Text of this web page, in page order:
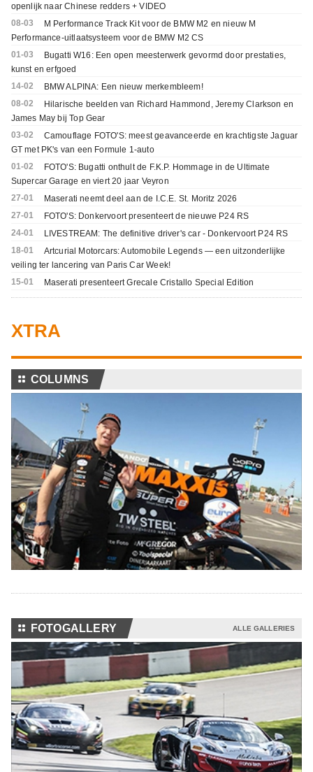
openlijk naar Chinese redders + VIDEO
08-03
M Performance Track Kit voor de BMW M2 en nieuw M
Performance-uitlaatsysteem voor de BMW M2 CS
01-03
Bugatti W16: Een open meesterwerk gevormd door prestaties,
kunst en erfgoed
14-02
BMW ALPINA: Een nieuw merkembleem!
08-02
Hilarische beelden van Richard Hammond, Jeremy Clarkson en
James May bij Top Gear
03-02
Camouflage FOTO'S: meest geavanceerde en krachtigste Jaguar
GT met PK's van een Formule 1-auto
01-02
FOTO'S: Bugatti onthult de F.K.P. Hommage in de Ultimate
Supercar Garage en viert 20 jaar Veyron
27-01
Maserati neemt deel aan de I.C.E. St. Moritz 2026
27-01
FOTO'S: Donkervoort presenteert de nieuwe P24 RS
24-01
LIVESTREAM: The definitive driver's car - Donkervoort P24 RS
18-01
Artcurial Motorcars: Automobile Legends — een uitzonderlijke
veiling ter lancering van Paris Car Week!
15-01
Maserati presenteert Grecale Cristallo Special Edition
XTRA
⚏ COLUMNS
⚏ FOTOGALLERY ALLE GALLERIES